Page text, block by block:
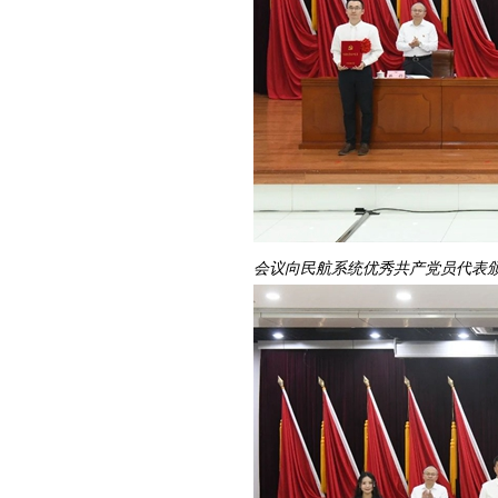
会议向民航系统优秀共产党员代表